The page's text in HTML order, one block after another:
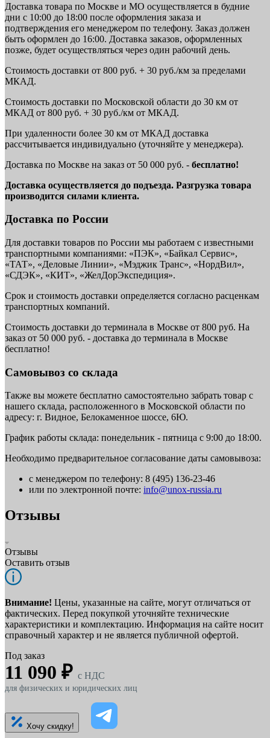
Доставка товара по Москве и МО осуществляется в будние
дни с 10:00 до 18:00 после оформления заказа и
подтверждения его менеджером по телефону. Заказ должен
быть оформлен до 16:00. Доставка заказов, оформленных
позже, будет осуществляться через один рабочий день.
Стоимость доставки от 800 руб. + 30 руб./км за пределами
МКАД.
Стоимость доставки по Московской области до 30 км от
МКАД от 800 руб. + 30 руб./км от МКАД.
При удаленности более 30 км от МКАД доставка
рассчитывается индивидуально (уточняйте у менеджера).
Доставка по Москве на заказ от 50 000 руб. - бесплатно!
Доставка осуществляется до подъезда. Разгрузка товара
производится силами клиента.
Доставка по России
Для доставки товаров по России мы работаем с известными
транспортными компаниями: «ПЭК», «Байкал Сервис»,
«ТАТ», «Деловые Линии», «Мэджик Транс», «НордВил»,
«СДЭК», «КИТ», «ЖелДорЭкспедиция».
Срок и стоимость доставки определяется согласно расценкам
транспортных компаний.
Стоимость доставки до терминала в Москве от 800 руб. На
заказ от 50 000 руб. - доставка до терминала в Москве
бесплатно!
Самовывоз со склада
Также вы можете бесплатно самостоятельно забрать товар с
нашего склада, расположенного в Московской области по
адресу: г. Видное, Белокаменное шоссе, 6Ю.
График работы склада: понедельник - пятница с 9:00 до 18:00.
Необходимо предварительное согласование даты самовывоза:
с менеджером по телефону: 8 (495) 136-23-46
или по электронной почте: info@unox-russia.ru
Отзывы
Отзывы
Оставить отзыв
Внимание! Цены, указанные на сайте, могут отличаться от
фактических. Перед покупкой уточняйте технические
характеристики и комплектацию. Информация на сайте носит
справочный характер и не является публичной офертой.
Под заказ
11 090 ₽ c НДС
для физических и юридических лиц
Хочу скидку!